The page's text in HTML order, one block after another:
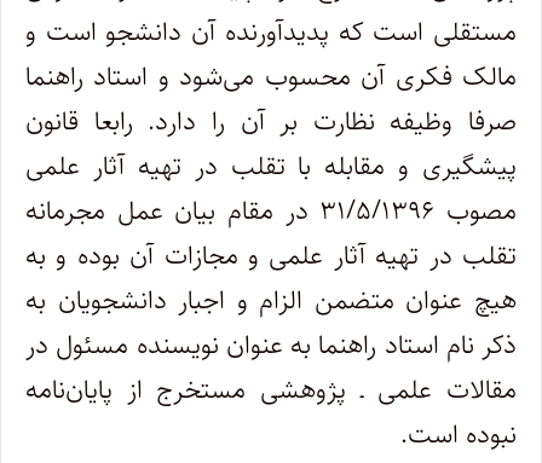
مستقلی است که پدیدآورنده آن دانشجو است و
مالک فکری آن محسوب می‌شود و استاد راهنما
صرفا وظیفه نظارت بر آن را دارد. رابعا قانون
پیشگیری و مقابله با تقلب در تهیه آثار علمی
مصوب ۳۱/۵/۱۳۹۶ در مقام بیان عمل مجرمانه
تقلب در تهیه آثار علمی و مجازات آن بوده و به
هیچ عنوان متضمن الزام و اجبار دانشجویان به
ذکر نام استاد راهنما به عنوان نویسنده مسئول در
مقالات علمی ـ پژوهشی مستخرج از پایان‌نامه
نبوده است.